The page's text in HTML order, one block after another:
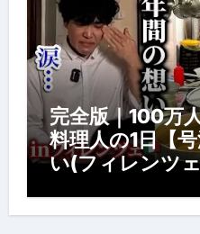
完全版｜100万
料理人の1日【
い(フィレンツ